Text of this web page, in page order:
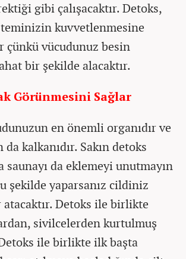
gibi çalışacaktır. Detoks,
kuvvetlenmesine
çünkü vücudunuz besin
bir şekilde alacaktır.
Görünmesini Sağlar
en önemli organıdır ve
kalkanıdır. Sakın detoks
saunayı da eklemeyi unutmayın
şekilde yaparsanız cildiniz
Detoks ile birlikte
sivilcelerden kurtulmuş
ile birlikte ilk başta